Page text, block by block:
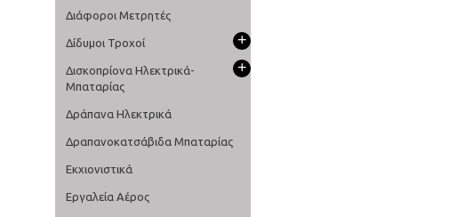
Διάφοροι Μετρητές
Δίδυμοι Τροχοί +
Δισκοπρίονα Ηλεκτρικά-
Μπαταρίας
+
Δράπανα Ηλεκτρικά
Δραπανοκατσάβιδα Μπαταρίας
Εκχιονιστικά
Εργαλεία Αέρος